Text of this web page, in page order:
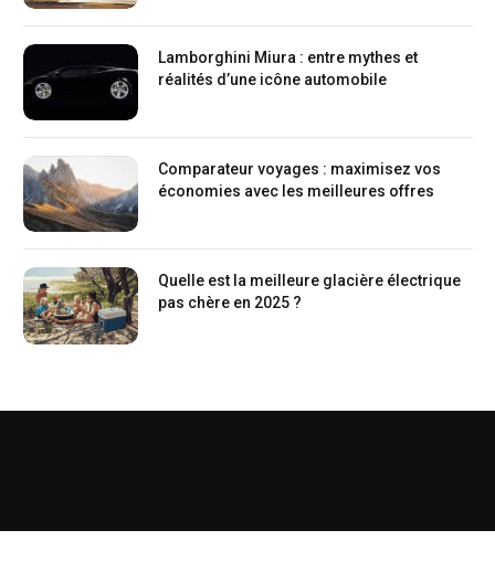
Lamborghini Miura : entre mythes et
réalités d’une icône automobile
Comparateur voyages : maximisez vos
économies avec les meilleures offres
Quelle est la meilleure glacière électrique
pas chère en 2025 ?